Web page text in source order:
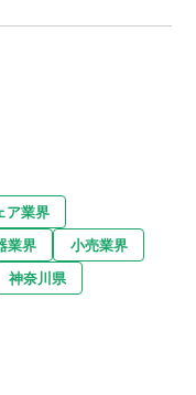
ア業界
業界
小売業界
神奈川県